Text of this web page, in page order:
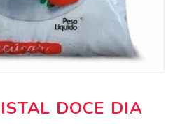
DOCE DIA